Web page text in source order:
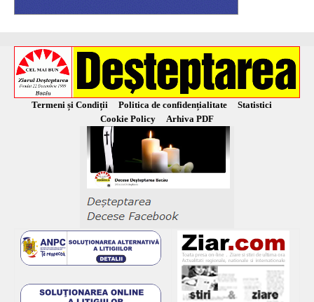
Termeni și Condiții Politica de confidențialitate
Statistici
Cookie Policy
Arhiva PDF